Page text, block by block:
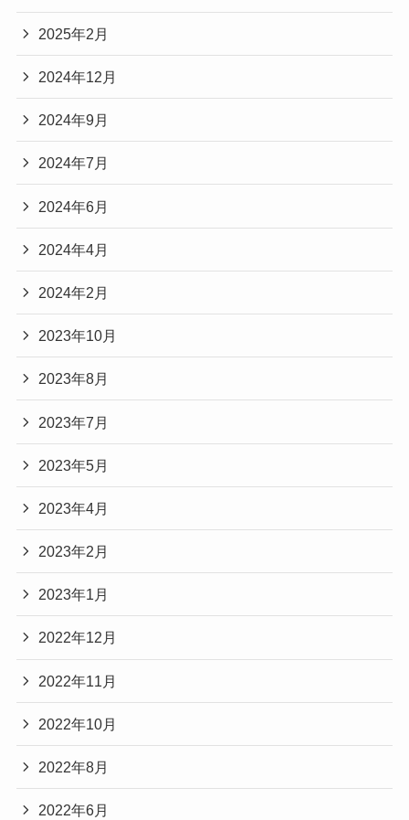
2025年2月
2024年12月
2024年9月
2024年7月
2024年6月
2024年4月
2024年2月
2023年10月
2023年8月
2023年7月
2023年5月
2023年4月
2023年2月
2023年1月
2022年12月
2022年11月
2022年10月
2022年8月
2022年6月